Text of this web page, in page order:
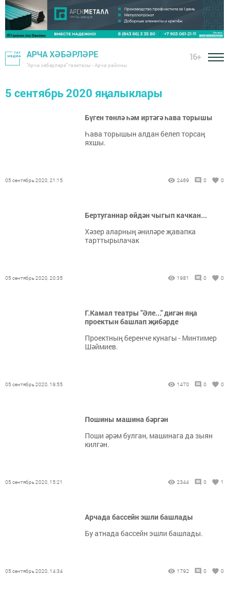
АРЧА ХӘБӘРЛӘРЕ
"Арча хәбәрләре" газетасы - Арча районы
16+
5 сентябрь 2020 яңалыклары
Бүген төнлә һәм иртәгә һава торышы
Һава торышын алдан белеп торсаң
яхшы.
05 сентябрь 2020, 21:15 2469 0 0
Бертуганнар өйдән чыгып качкан...
Хәзер аларның әниләре җавапка
тарттырылачак
05 сентябрь 2020, 20:35 1981 0 0
Г.Камал театры "Әле..." дигән яңа
проектын башлап җибәрде
Проектның беренче кунагы - Минтимер
Шәймиев.
05 сентябрь 2020, 19:55 1470 0 0
Пошины машина бәргән
Поши әрәм булган, машинага да зыян
килгән.
05 сентябрь 2020, 15:21 2344 0 1
Арчада бассейн эшли башлады
Бу атнада бассейн эшли башлады.
05 сентябрь 2020, 14:34 1792 0 0